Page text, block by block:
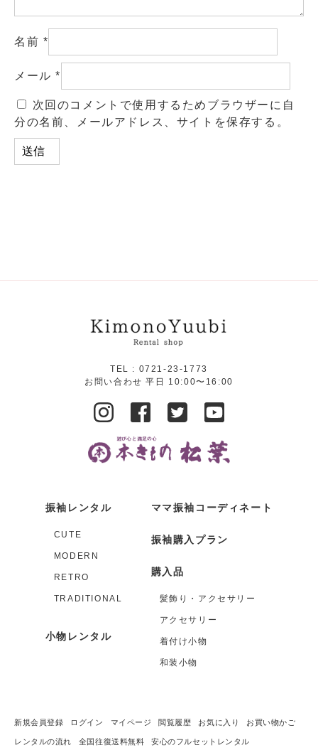
名前 *
メール*
次回のコメントで使用するためブラウザーに自
分の名前、メールアドレス、サイトを保存する。
TEL : 0721-23-1773
お問い合わせ 平日 10:00〜16:00
振袖レンタル
CUTE
MODERN
RETRO
TRADITIONAL
小物レンタル
ママ振袖コーディネート
振袖購入プラン
購入品
髪飾り・アクセサリー
アクセサリー
着付け小物
和装小物
新規会員登録 ログイン マイページ 閲覧履歴 お気に入り お買い物かご
レンタルの流れ 全国往復送料無料 安心のフルセットレンタル